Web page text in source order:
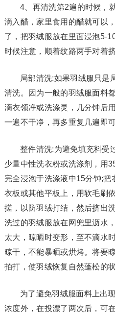
4、再清洗第2遍的时候，
滴入醋，家里食用的醋就可以
了，把羽绒服放在里面浸泡5-
时候注意，顺着纹路两手对着
局部清洗:如果羽绒服只是
清洗。因为一般的羽绒服面料
滴衣领净或洗涤灵，几分钟后
一遍不干净，再多重复几遍即可
整件清洗:为避免填充料受
少量中性洗衣粉或洗涤剂，用
完全浸泡于洗涤液中15分钟;
衣板或其他平板上，用软毛刷
搓，以防羽绒打结，然后挤出
洗过的羽绒服放在网兜里沥水
太大，晾晒时变形，至不滴水
晾干，不能暴晒或烘烤。将要
拍打，使羽绒恢复自然蓬松的状
为了避免羽绒服面料上出
浓度外，在投漂了两次后，可